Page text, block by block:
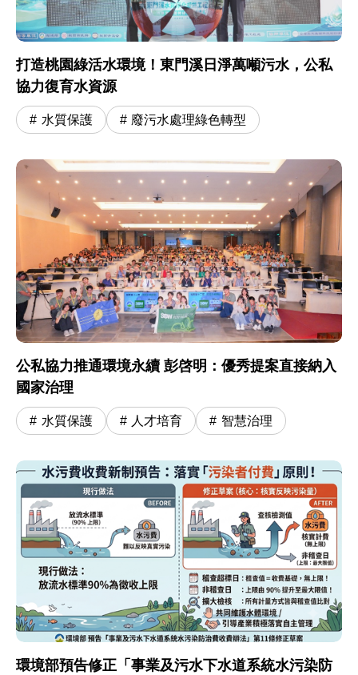
打造桃園綠活水環境！東門溪日淨萬噸污水，公私
協力復育水資源
水質保護 廢污水處理綠色轉型
公私協力推通環境永續 彭啓明：優秀提案直接納入
國家治理
水質保護 人才培育 智慧治理
環境部預告修正「事業及污水下水道系統水污染防